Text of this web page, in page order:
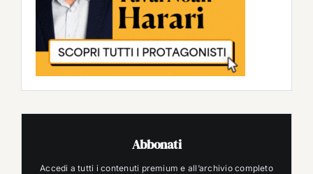
Abbonati
Accedi a tutti i contenuti premium e all’archivio completo